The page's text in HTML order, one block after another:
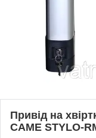
Привід на
CAME STYLO-